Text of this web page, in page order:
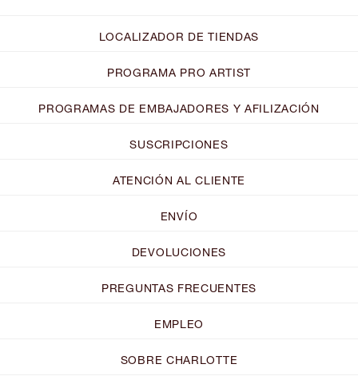
LOCALIZADOR DE TIENDAS
PROGRAMA PRO ARTIST
PROGRAMAS DE EMBAJADORES Y AFILIZACIÓN
SUSCRIPCIONES
ATENCIÓN AL CLIENTE
ENVÍO
DEVOLUCIONES
PREGUNTAS FRECUENTES
EMPLEO
SOBRE CHARLOTTE